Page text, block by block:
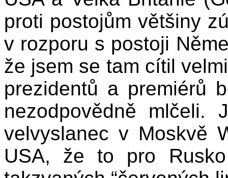
proti postojům většiny
v rozporu s postoji
že jsem se tam cítil
prezidentů a premiérů
nezodpovědně mlčeli.
velvyslanec v Moskvě
USA, že to pro